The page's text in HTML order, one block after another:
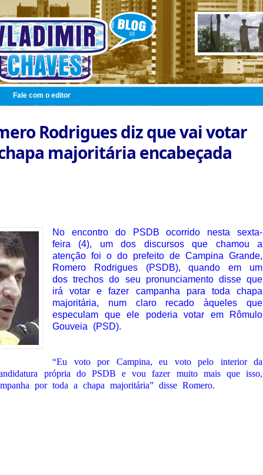
Fale com o editor
Rodrigues diz que vai votar
majoritária encabeçada
No encontro do PSDB ocorrido nesta sexta-
feira (4), um dos discursos que chamou a
atenção foi o do prefeito de Campina Grande,
Romero Rodrigues (PSDB), quando em um
dos trechos do seu pronunciamento disse que
irá votar e fazer campanha para toda chapa
majoritária, num claro recado àqueles que
especulam que ele poderia votar em Rômulo
Gouveia (PSD).
“Eu voto por Campina, eu voto pelo interior da
própria do PSDB e vou fazer muito mais que isso,
por toda a chapa majoritária” disse Romero.